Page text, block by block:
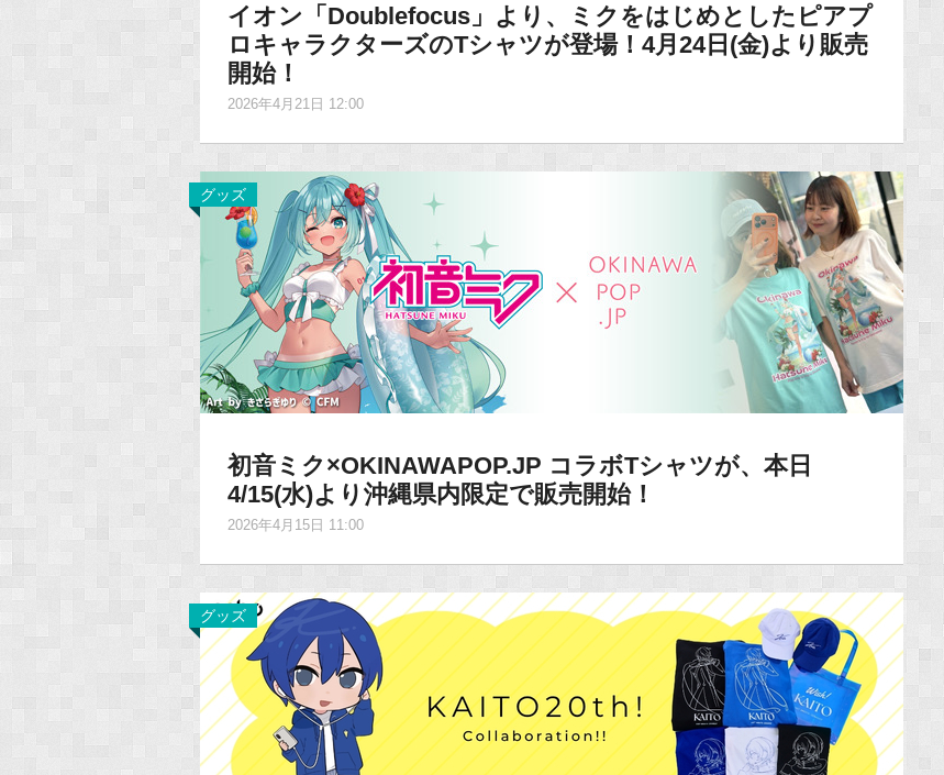
イオン「Doublefocus」より、ミクをはじめとしたピアプ
ロキャラクターズのTシャツが登場！4月24日(金)より販売
開始！
2026年4月21日 12:00
グッズ
初音ミク×OKINAWAPOP.JP コラボTシャツが、本日
4/15(水)より沖縄県内限定で販売開始！
2026年4月15日 11:00
グッズ